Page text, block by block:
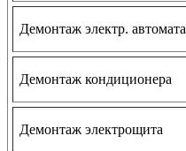
Демонтаж электр. автомата
Демонтаж кондиционера
Демонтаж электрощита